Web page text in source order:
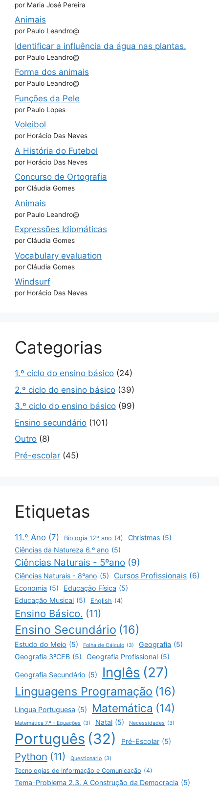
por Maria José Pereira
Animais
por Paulo Leandro@
Identificar a influência da água nas plantas.
por Paulo Leandro@
Forma dos animais
por Paulo Leandro@
Funções da Pele
por Paulo Lopes
Voleibol
por Horácio Das Neves
A História do Futebol
por Horácio Das Neves
Concurso de Ortografia
por Cláudia Gomes
Animais
por Paulo Leandro@
Expressões Idiomáticas
por Cláudia Gomes
Vocabulary evaluation
por Cláudia Gomes
Windsurf
por Horácio Das Neves
Categorias
1.º ciclo do ensino básico (24)
2.º ciclo do ensino básico (39)
3.º ciclo do ensino básico (99)
Ensino secundário (101)
Outro (8)
Pré-escolar (45)
Etiquetas
11.º Ano (7) Biologia 12º ano (4) Christmas (5)
Ciências da Natureza 6.º ano (5)
Ciências Naturais - 5ºano (9)
Ciências Naturais - 8ºano (5) Cursos Profissionais (6)
Economia (5) Educação Física (5)
Educação Musical (5) English (4)
Ensino Básico. (11)
Ensino Secundário (16)
Estudo do Meio (5) Folha de Cálculo (3) Geografia (5)
Geografia 3ºCEB (5) Geografia Profissional (5)
Geografia Secundário (5) Inglês (27)
Linguagens Programação (16)
Língua Portuguesa (5) Matemática (14)
Matemática 7.º - Equações (3) Natal (5) Necessidades (3)
Português (32) Pré-Escolar (5)
Python (11) Questionário (3)
Tecnologias de Informação e Comunicação (4)
Tema-Problema 2.3. A Construção da Democracia (5)